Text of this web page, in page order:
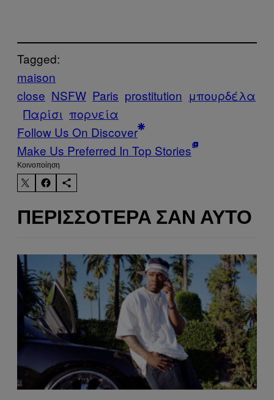
Tagged:
maison
close NSFW Paris prostitution μπουρδέλα
Παρίσι πορνεία
Follow Us On Discover
Make Us Preferred In Top Stories
Kοινοποίηση
ΠΕΡΙΣΣΌΤΕΡΑ ΣΑΝ ΑΥΤΌ